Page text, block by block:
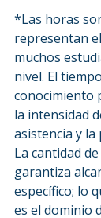
*Las horas
representan
muchos
nivel. El
conocimiento
la intensidad
asistencia y la
La cantidad
garantiza
específico; lo
es el dominio